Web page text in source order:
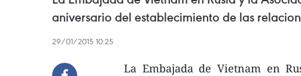
aniversario del establecimiento de las
29/01/2015 10:25
La Embajada de Vietnam en